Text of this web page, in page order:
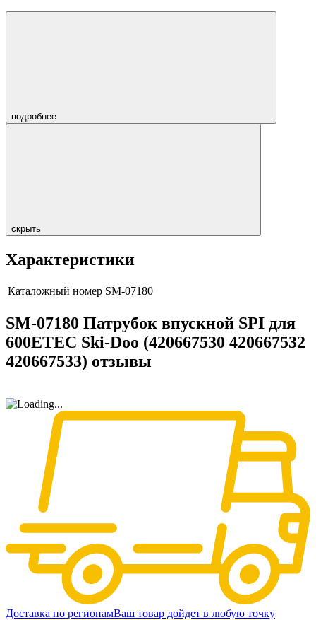
подробнее
скрыть
Характеристики
Каталожный номер SM-07180
SM-07180 Патрубок впускной SPI для
600ETEC Ski-Doo (420667530 420667532
420667533) отзывы
Доставка по регионамВаш товар дойдет в любую точку